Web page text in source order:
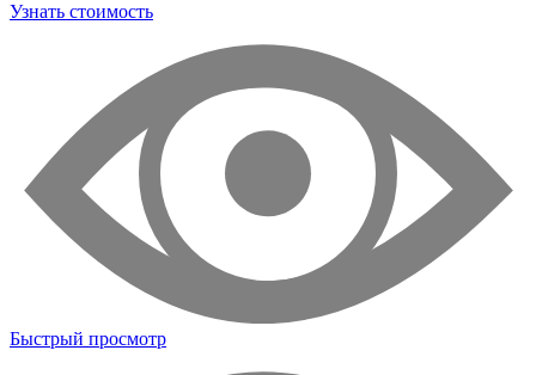
Узнать стоимость
Быстрый просмотр